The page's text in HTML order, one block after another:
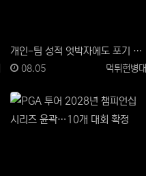
개인-팀 성적 엇박자에도 포기 안 하는 김재환…"내일이 있다"
등록자
먹튀헌병대
등록일
08.05